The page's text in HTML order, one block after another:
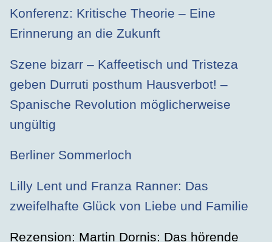
Konferenz: Kritische Theorie – Eine
Erinnerung an die Zukunft
Szene bizarr – Kaffeetisch und Tristeza
geben Durruti posthum Hausverbot! –
Spanische Revolution möglicherweise
ungültig
Berliner Sommerloch
Lilly Lent und Franza Ranner: Das
zweifelhafte Glück von Liebe und Familie
Rezension: Martin Dornis: Das hörende